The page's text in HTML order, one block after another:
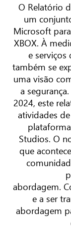
O Relatório
um
Microsoft
XBOX. À
e serviços
também se
uma visão
a
2024, este
atividades
Studios. O
que
abordagem.
e a ser
abordagem